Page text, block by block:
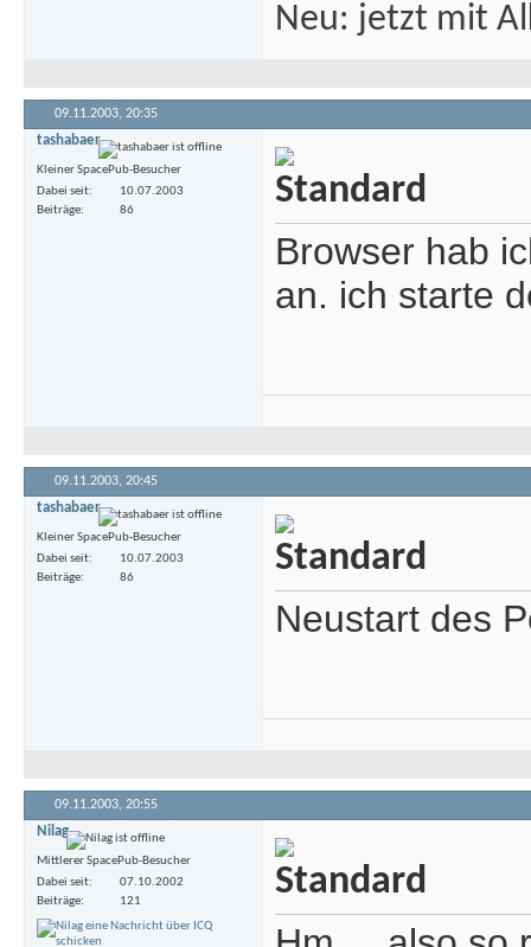
Neu: jetzt mit
09.11.2003, 20:35
tashabaer
Kleiner SpacePub-Besucher
Dabei seit
10.07.2003
Beiträge
86
Browser hab
an. ich starte
09.11.2003, 20:45
tashabaer
Kleiner SpacePub-Besucher
Dabei seit
10.07.2003
Beiträge
86
Neustart des
09.11.2003, 20:55
Nilag
Mittlerer SpacePub-Besucher
Dabei seit
07.10.2002
Beiträge
121